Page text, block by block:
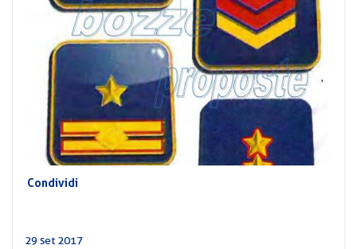
PREVIDENZA
CONVENZIONI
AREA
DIRIGENZIALE
COMUNICATI
MOBILITÀ
DEL
PERSONALE
Condividi
29 set 2017